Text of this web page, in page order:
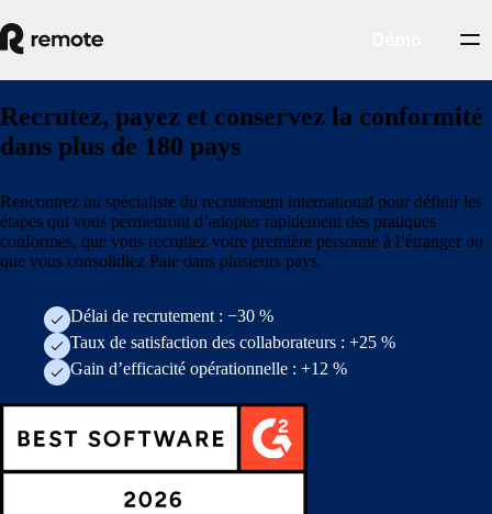
Recrutez, payez et conservez la conformité
dans plus de 180 pays
Rencontrez un spécialiste du recrutement international pour définir les
étapes qui vous permettront d’adopter rapidement des pratiques
conformes, que vous recrutiez votre première personne à l’étranger ou
que vous consolidiez Paie dans plusieurs pays.
Délai de recrutement : −30 %
Taux de satisfaction des collaborateurs : +25 %
Gain d’efficacité opérationnelle : +12 %